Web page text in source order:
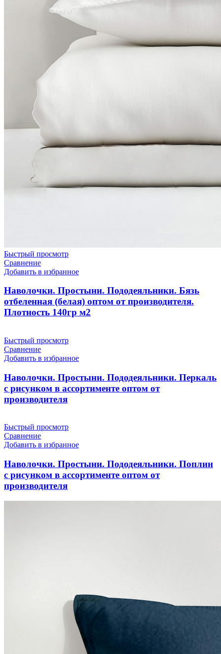
Быстрый просмотр
Сравнение
Добавить в избранное
Наволочки. Простыни. Пододеяльники. Бязь
отбеленная (белая) оптом от производителя.
Плотность 140гр м2
Быстрый просмотр
Сравнение
Добавить в избранное
Наволочки. Простыни. Пододеяльники. Перкаль
с рисунком в ассортименте оптом от
производителя
Быстрый просмотр
Сравнение
Добавить в избранное
Наволочки. Простыни. Пододеяльники. Поплин
с рисунком в ассортименте оптом от
производителя